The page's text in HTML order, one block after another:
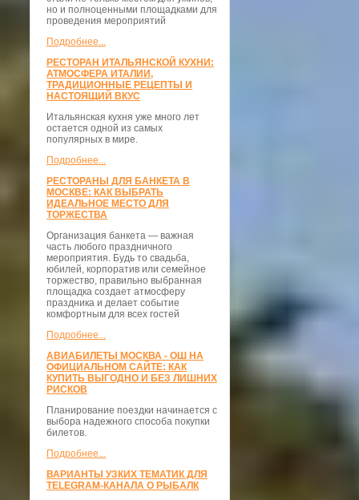
но и полноценными площадками для
проведения мероприятий
Подробнее...
РЕСТОРАН ИТАЛЬЯНСКОЙ КУХНИ:
АТМОСФЕРА ИТАЛИИ,
ТРАДИЦИОННЫЕ РЕЦЕПТЫ И
НАСТОЯЩИЙ ВКУС
Итальянская кухня уже много лет
остается одной из самых
популярных в мире.
Подробнее...
РЕСТОРАНЫ ДЛЯ БАНКЕТА В
МОСКВЕ: КАК ВЫБРАТЬ
ИДЕАЛЬНОЕ МЕСТО ДЛЯ
ТОРЖЕСТВА
Организация банкета — важная
часть любого праздничного
мероприятия. Будь то свадьба,
юбилей, корпоратив или семейное
торжество, правильно выбранная
площадка создает атмосферу
праздника и делает событие
комфортным для всех гостей
Подробнее...
АВИАБИЛЕТЫ МОСКВА - ОШ НА
ОФИЦИАЛЬНОМ САЙТЕ: КАК
КУПИТЬ ВЫГОДНО И БЕЗ ЛИШНИХ
РИСКОВ
Планирование поездки начинается с
выбора надежного способа покупки
билетов.
Подробнее...
ВАРИАНТЫ УЗКИХ ТЕМАТИК ДЛЯ
TELEGRAM-КАНАЛА О РЫБАЛК